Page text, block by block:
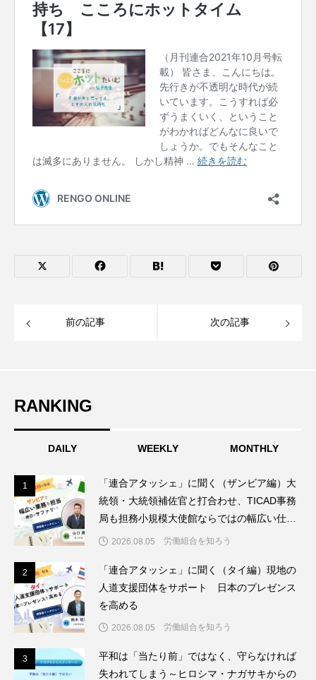
前の記事 次の記事
RANKING
DAILY WEEKLY MONTHLY
1
「連合アタッシェ」に聞く（ザンビア編）大
統領・大統領補佐官と打合わせ、TICAD事務
局も担務小規模大使館ならではの幅広い仕事
を経験
2026.08.05 労働組合を知ろう
2
「連合アタッシェ」に聞く（タイ編）現地の
人道支援団体をサポート 日本のプレゼンス
を高める
2026.08.05 労働組合を知ろう
3
平和は「当たり前」ではなく、守らなければ
失われてしまう～ヒロシマ・ナガサキからの